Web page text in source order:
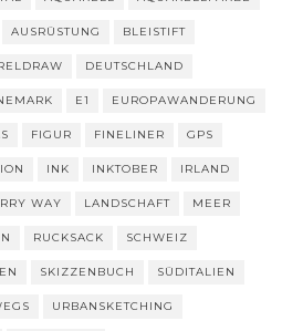
AUSRÜSTUNG BLEISTIFT
DEUTSCHLAND
E1 EUROPAWANDERUNG
FIGUR FINELINER GPS
INK INKTOBER IRLAND
WAY LANDSCHAFT MEER
RUCKSACK SCHWEIZ
SKIZZENBUCH SÜDITALIEN
URBANSKETCHING